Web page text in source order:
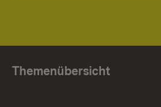
Themenübersicht